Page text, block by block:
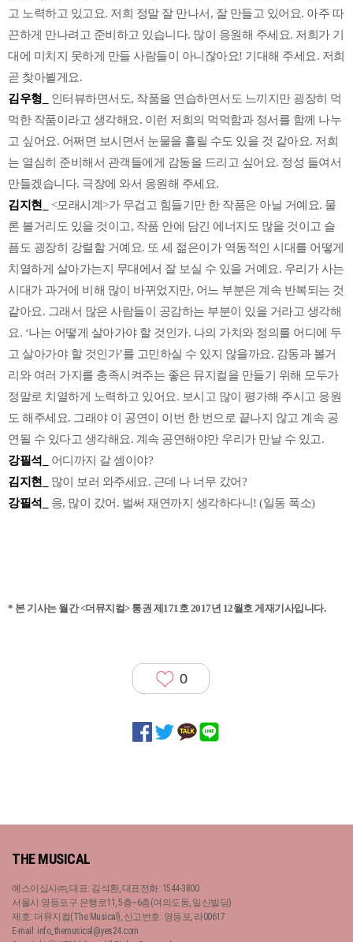
고 노력하고 있고요. 저희 정말 잘 만나서, 잘 만들고 있어요. 아주 따
끈하게 만나려고 준비하고 있습니다. 많이 응원해 주세요. 저희가 기
대에 미치지 못하게 만들 사람들이 아니잖아요! 기대해 주세요. 저희
곧 찾아뵐게요.
김우형_ 인터뷰하면서도, 작품을 연습하면서도 느끼지만 굉장히 먹
먹한 작품이라고 생각해요. 이런 저희의 먹먹함과 정서를 함께 나누
고 싶어요. 어쩌면 보시면서 눈물을 흘릴 수도 있을 것 같아요. 저희
는 열심히 준비해서 관객들에게 감동을 드리고 싶어요. 정성 들여서
만들겠습니다. 극장에 와서 응원해 주세요.
김지현_
<모래시계>가 무겁고 힘들기만 한 작품은 아닐 거예요. 물
론 볼거리도 있을 것이고, 작품 안에 담긴 에너지도 많을 것이고 슬
픔도 굉장히 강렬할 거예요. 또 세 젊은이가 역동적인 시대를 어떻게
치열하게 살아가는지 무대에서 잘 보실 수 있을 거예요. 우리가 사는
시대가 과거에 비해 많이 바뀌었지만, 어느 부분은 계속 반복되는 것
같아요. 그래서 많은 사람들이 공감하는 부분이 있을 거라고 생각해
요. ‘나는 어떻게 살아가야 할 것인가. 나의 가치와 정의를 어디에 두
고 살아가야 할 것인가’를 고민하실 수 있지 않을까요. 감동과 볼거
리와 여러 가지를 충족시켜주는 좋은 뮤지컬을 만들기 위해 모두가
정말로 치열하게 노력하고 있어요. 보시고 많이 평가해 주시고 응원
도 해주세요. 그래야 이 공연이 이번 한 번으로 끝나지 않고 계속 공
연될 수 있다고 생각해요. 계속 공연해야만 우리가 만날 수 있고.
강필석_
어디까지 갈 셈이야?
김지현_
많이 보러 와주세요. 근데 나 너무 갔어?
강필석_
응, 많이 갔어. 벌써 재연까지 생각하다니! (일동 폭소)
* 본 기사는 월간 <더뮤지컬> 통권 제171호 2017년 12월호 게재기사입니다.
0
THE MUSICAL
예스이십사㈜, 대표: 김석환, 대표전화: 1544-3800
서울시 영등포구 은행로11, 5층~6층(여의도동, 일신빌딩)
제호: 더뮤지컬(The Musical), 신고번호: 영등포, 라00617
E-mail: info_themusical@yes24.com